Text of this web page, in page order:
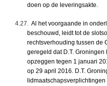
doen op de leveringsakte.
4.27. Al het voorgaande in
beschouwd, leidt tot de
rechtsverhouding tussen de
geregeld dat D.T.
opzeggen tegen 1 januari
op 29 april 2016. D.T.